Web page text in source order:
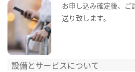
お申し込み確定後、ご
送り致します。
設備とサービスについて